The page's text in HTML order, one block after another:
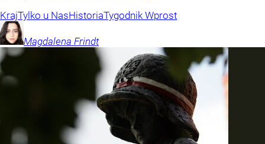
KrajTylko u NasHistoriaTygodnik Wprost
Magdalena Frindt